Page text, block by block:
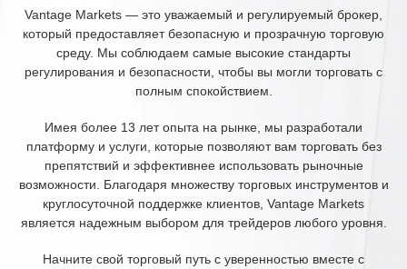
Vantage Markets — это уважаемый и регулируемый брокер,
который предоставляет безопасную и прозрачную торговую
среду. Мы соблюдаем самые высокие стандарты
регулирования и безопасности, чтобы вы могли торговать с
полным спокойствием.
Имея более 13 лет опыта на рынке, мы разработали
платформу и услуги, которые позволяют вам торговать без
препятствий и эффективнее использовать рыночные
возможности. Благодаря множеству торговых инструментов и
круглосуточной поддержке клиентов, Vantage Markets
является надежным выбором для трейдеров любого уровня.
Начните свой торговый путь с уверенностью вместе с